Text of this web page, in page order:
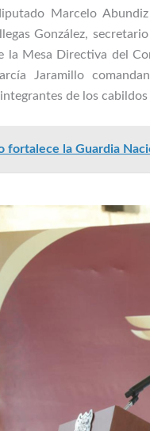
Marcelo
González,
la Mesa Directiva del
Jaramillo
de los
fortalece la Guardia